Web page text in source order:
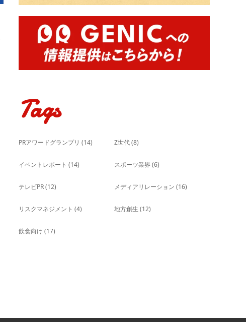
Tags
PRアワードグランプリ (14) Z世代(8)
イベントレポート (14) スポーツ業界 (6)
テレビPR(12) メディアリレーション (16)
リスクマネジメント (4) 地方創生 (12)
飲食向け (17)